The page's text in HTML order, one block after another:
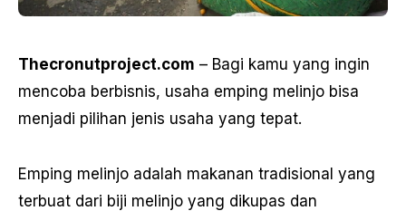
Thecronutproject.com – Bagi kamu yang ingin
mencoba berbisnis, usaha emping melinjo bisa
menjadi pilihan jenis usaha yang tepat.
Emping melinjo adalah makanan tradisional yang
terbuat dari biji melinjo yang dikupas dan